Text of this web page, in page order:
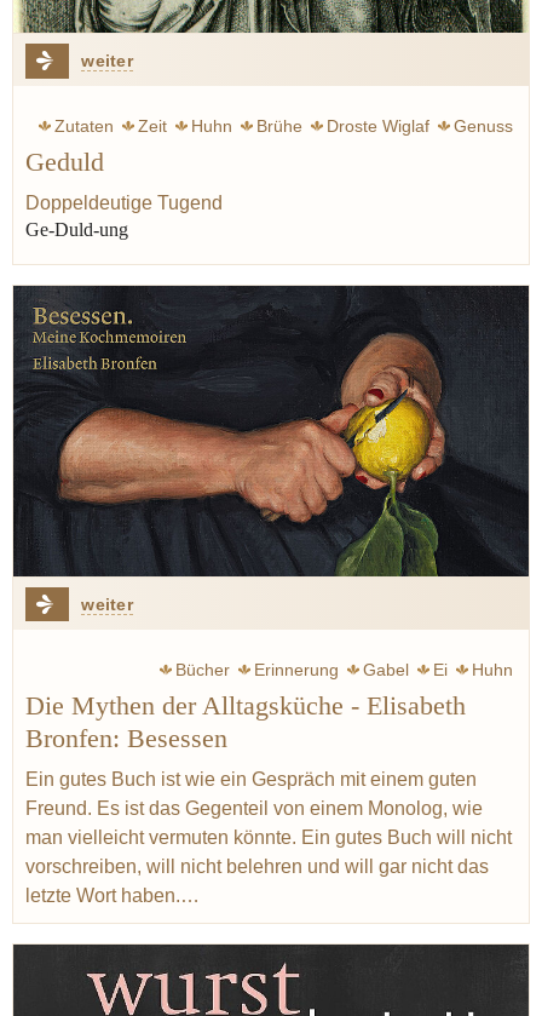
weiter
Zutaten Zeit Huhn Brühe Droste Wiglaf
Genuss
Geduld
Doppeldeutige Tugend
Ge-Duld-ung
weiter
Bücher Erinnerung Gabel Ei Huhn
Die Mythen der Alltagsküche - Elisabeth
Bronfen: Besessen
Ein gutes Buch ist wie ein Gespräch mit einem guten
Freund. Es ist das Gegenteil von einem Monolog, wie
man vielleicht vermuten könnte. Ein gutes Buch will nicht
vorschreiben, will nicht belehren und will gar nicht das
letzte Wort haben.…